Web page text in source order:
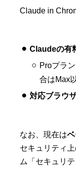
Claude in
Claudeの有
Proプラ
合はMax
対応ブラウ
なお、現在は
セキュリティ
ム「セキュリ